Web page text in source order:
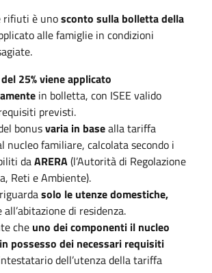
rifiuti è unosconto sulla bolletta della
alle famiglie in condizioni
25% viene applicato
in bolletta, con ISEE valido
previsti.
bonusvaria in basealla tariffa
nucleo familiare, calcolata secondo i
daARERA(l’Autorità di Regolazione
Reti e Ambiente).
solo le utenze domestiche,
di residenza.
che uno dei componenti il nucleo
possesso dei necessari requisiti
dell’utenza della tariffa